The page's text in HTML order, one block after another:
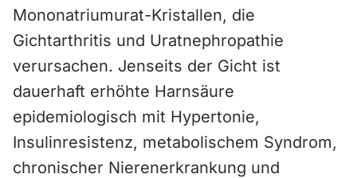
Mononatriumurat-Kristallen, die
Gichtarthritis und Uratnephropathie
verursachen. Jenseits der Gicht ist
dauerhaft erhöhte Harnsäure
epidemiologisch mit Hypertonie,
Insulinresistenz, metabolischem Syndrom,
chronischer Nierenerkrankung und